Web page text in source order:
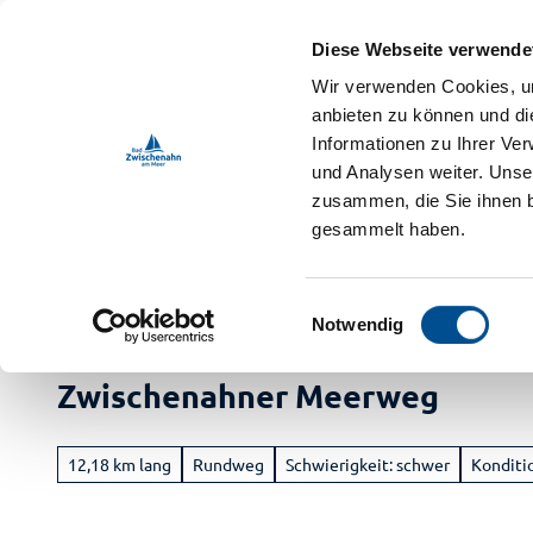
Diese Webseite
Wir verwenden Cookies,
anbieten zu können und
Informationen zu Ihrer
und Analysen weiter.
zusammen, die Sie ihnen
gesammelt haben.
i
w
l
l
Notwendig
Menü Buchen
Zwischenahner Meerweg
12,18 km lang Rundweg Schwierigkeit: schwer